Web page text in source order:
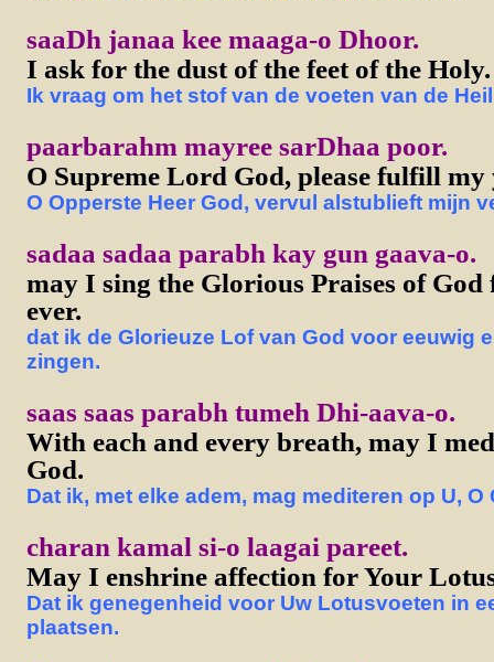
saaDh janaa kee maaga-o Dhoor.
I ask for the dust of the feet of the Holy.
Ik vraag om het stof van de voeten van de
paarbarahm mayree sarDhaa poor.
O Supreme Lord God, please fulfill
O Opperste Heer God, vervul alstublieft mijn
sadaa sadaa parabh kay gun gaava-o.
may I sing the Glorious Praises of God
ever.
dat ik de Glorieuze Lof van God voor eeuwig
zingen.
saas saas parabh tumeh Dhi-aava-o.
With each and every breath, may I
God.
Dat ik, met elke adem, mag mediteren op U, O
charan kamal si-o laagai pareet.
May I enshrine affection for Your
Dat ik genegenheid voor Uw Lotusvoeten in
plaatsen.